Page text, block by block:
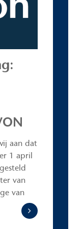
aan dat
1 april
van
van